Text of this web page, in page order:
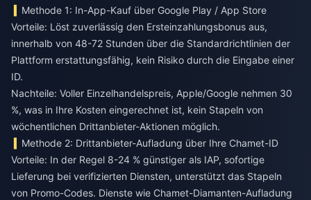
Methode 1: In-App-Kauf über Google Play / App Store
Vorteile: Löst zuverlässig den Ersteinzahlungsbonus aus,
innerhalb von 48-72 Stunden über die Standardrichtlinien der
Plattform erstattungsfähig, kein Risiko durch die Eingabe einer
ID.
Nachteile: Voller Einzelhandelspreis, Apple/Google nehmen 30
%, was in Ihre Kosten eingerechnet ist, kein Stapeln von
wöchentlichen Drittanbieter-Aktionen möglich.
Methode 2: Drittanbieter-Aufladung über Ihre Chamet-ID
Vorteile: In der Regel 8-24 % günstiger als IAP, sofortige
Lieferung bei verifizierten Diensten, unterstützt das Stapeln
von Promo-Codes. Dienste wie Chamet-Diamanten-Aufladung